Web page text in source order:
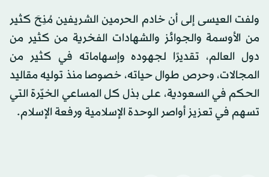
ولفت العيسى إلى أن خادم الحرمين الشريفين مُنِحَ كثير
من الأوسمة والجوائز والشهادات الفخرية من كثير من
دول العالم، تقديرًا لجهوده وإسهاماته في كثير من
المجالات، وحرص طوال حياته، خصوصا منذ توليه مقاليد
الحكم في السعودية، على بذل كل المساعي الخيّرة التي
تسهم في تعزيز أواصر الوحدة الإسلامية ورفعة الإسلام.